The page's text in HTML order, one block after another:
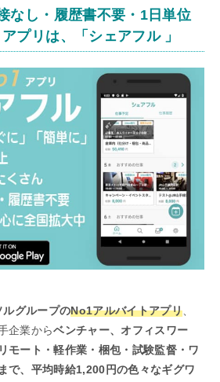
なし・履歴書不要・1日単位
プリは、「シェアフル 」
グループのNo1アルバイトアプリ
企業からベンチャー、オフィスワー
モート・軽作業・梱包・試験監督・ワ
で、平均時給1,200円の色々なギグワ